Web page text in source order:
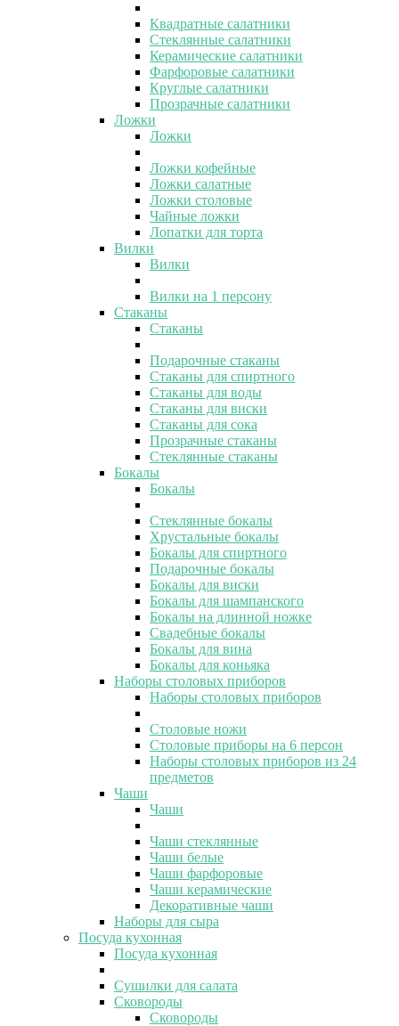
Квадратные салатники
Стеклянные салатники
Керамические салатники
Фарфоровые салатники
Круглые салатники
Прозрачные салатники
Ложки
Ложки
Ложки кофейные
Ложки салатные
Ложки столовые
Чайные ложки
Лопатки для торта
Вилки
Вилки
Вилки на 1 персону
Стаканы
Стаканы
Подарочные стаканы
Стаканы для спиртного
Стаканы для воды
Стаканы для виски
Стаканы для сока
Прозрачные стаканы
Стеклянные стаканы
Бокалы
Бокалы
Стеклянные бокалы
Хрустальные бокалы
Бокалы для спиртного
Подарочные бокалы
Бокалы для виски
Бокалы для шампанского
Бокалы на длинной ножке
Свадебные бокалы
Бокалы для вина
Бокалы для коньяка
Наборы столовых приборов
Наборы столовых приборов
Столовые ножи
Столовые приборы на 6 персон
Наборы столовых приборов из 24
предметов
Чаши
Чаши
Чаши стеклянные
Чаши белые
Чаши фарфоровые
Чаши керамические
Декоративные чаши
Наборы для сыра
Посуда кухонная
Посуда кухонная
Сушилки для салата
Сковороды
Сковороды